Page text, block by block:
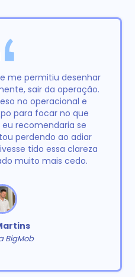
me permitiu desenhar
sair da operação.
no operacional e
para focar no que
recomendaria se
perdendo ao adiar
tido essa clareza
muito mais cedo.
BigMob